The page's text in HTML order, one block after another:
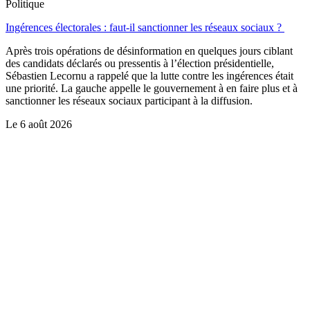
Politique
Ingérences électorales : faut-il sanctionner les réseaux sociaux ?
Après trois opérations de désinformation en quelques jours ciblant
des candidats déclarés ou pressentis à l’élection présidentielle,
Sébastien Lecornu a rappelé que la lutte contre les ingérences était
une priorité. La gauche appelle le gouvernement à en faire plus et à
sanctionner les réseaux sociaux participant à la diffusion.
Le 6 août 2026